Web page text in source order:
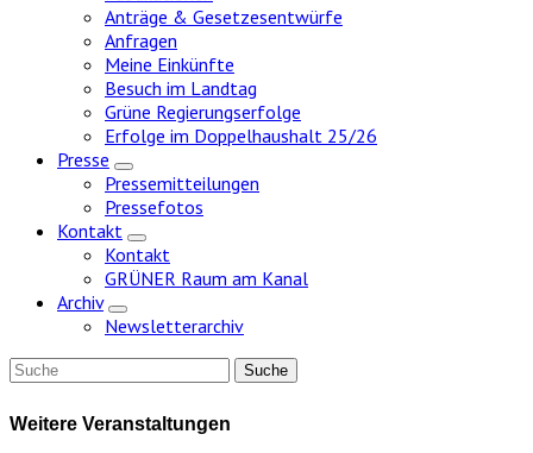
Anträge & Gesetzesentwürfe
Anfragen
Meine Einkünfte
Besuch im Landtag
Grüne Regierungserfolge
Erfolge im Doppelhaushalt 25/26
Presse
Zeige
Untermenü
Pressemitteilungen
Pressefotos
Kontakt
Zeige
Untermenü
Kontakt
GRÜNER Raum am Kanal
Archiv
Zeige
Untermenü
Newsletterarchiv
Weitere Veranstaltungen